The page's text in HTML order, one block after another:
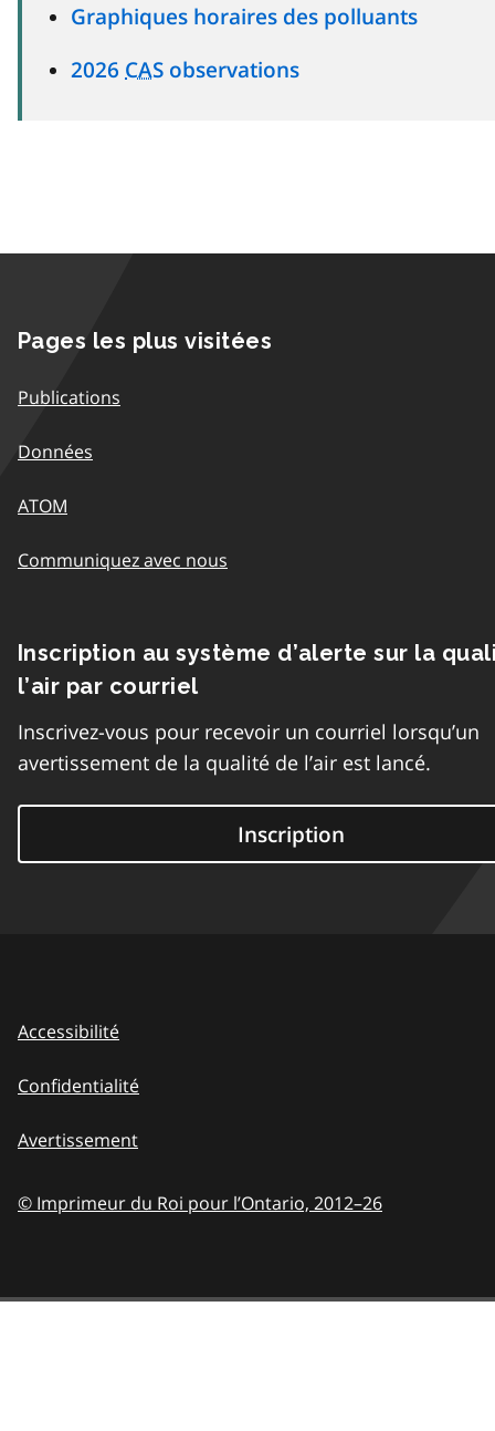
Graphiques horaires des polluants
2026 CAS observations
Pages les plus visitées
Publications
Données
ATOM
Communiquez avec nous
Inscription au système d’alerte sur la
l’air par courriel
Inscrivez-vous pour recevoir un courriel lorsqu’un
avertissement de la qualité de l’air est lancé.
Inscription
Accessibilité
Confidentialité
Avertissement
© Imprimeur du Roi pour l’Ontario, 2012–26